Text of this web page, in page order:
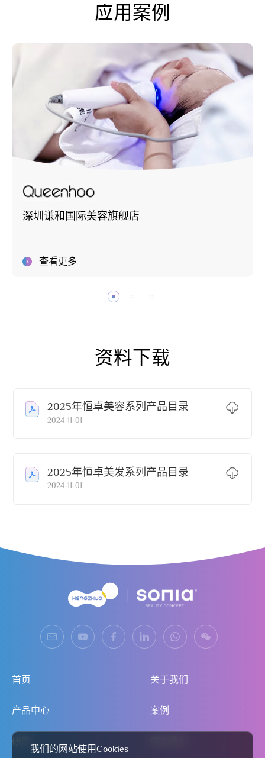
应用案例
深圳谦和国际美容旗舰店
查看更多
资料下载
2025年恒卓美容系列产品目录
2024-11-01
2025年恒卓美发系列产品目录
2024-11-01
我们的网站使用Cookies
首页 关于我们
产品中心 案例
研发